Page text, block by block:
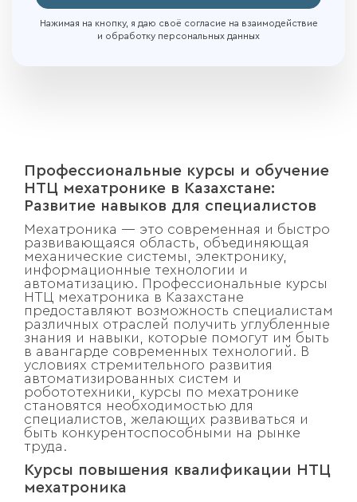
Нажимая на кнопку, я даю своё согласие на взаимодействие
и обработку персональных данных
Профессиональные курсы и обучение
НТЦ мехатронике в Казахстане:
Развитие навыков для специалистов
Мехатроника — это современная и быстро
развивающаяся область, объединяющая
механические системы, электронику,
информационные технологии и
автоматизацию. Профессиональные курсы
НТЦ мехатроника в Казахстане
предоставляют возможность специалистам
различных отраслей получить углубленные
знания и навыки, которые помогут им быть
в авангарде современных технологий. В
условиях стремительного развития
автоматизированных систем и
робототехники, курсы по мехатронике
становятся необходимостью для
специалистов, желающих развиваться и
быть конкурентоспособными на рынке
труда.
Курсы повышения квалификации НТЦ
мехатроника